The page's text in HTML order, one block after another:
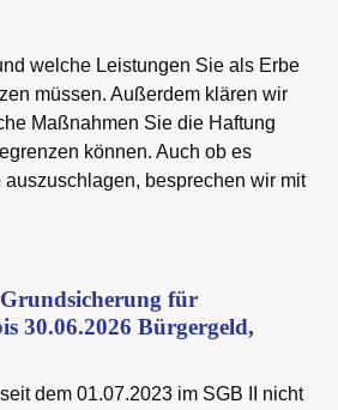
welche Leistungen Sie als Erbe
müssen. Außerdem klären wir
Maßnahmen Sie die Haftung
können. Auch ob es
besprechen wir mit
für
30.06.2026 Bürgergeld,
dem 01.07.2023 im SGB II nicht